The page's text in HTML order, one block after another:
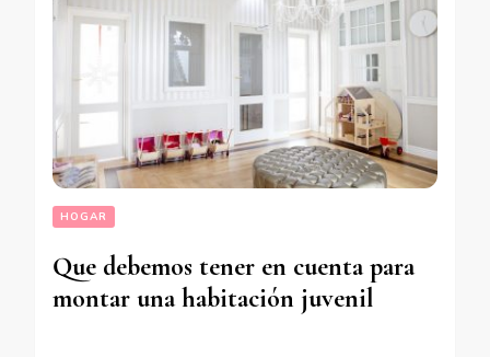
HOGAR
Que debemos tener en cuenta para
montar una habitación juvenil